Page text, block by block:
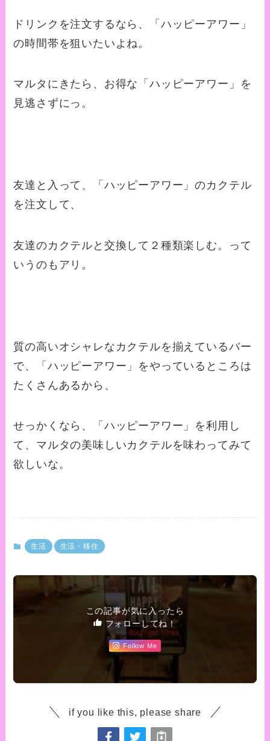
ドリンクを注文するなら、「ハッピーアワー」
の時間帯を狙いたいよね。
マルタにきたら、お得な「ハッピーアワー」を
見逃さずにっ。
友達と入って、「ハッピーアワー」のカクテル
を注文して、
友達のカクテルと交換して２種類楽しむ。って
いうのもアリ。
質の高いオシャレなカクテルを揃えているバー
で、「ハッピーアワー」をやっているところは
たくさんあるから、
せっかくなら、「ハッピーアワー」を利用し
て、マルタの美味しいカクテルを味わってみて
欲しいな。
生活 生活・移住
この記事が気に入ったら
フォローしてね！
Follow Me
if you like this, please share